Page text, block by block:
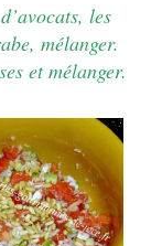
avocats, les
mélanger.
et mélanger.